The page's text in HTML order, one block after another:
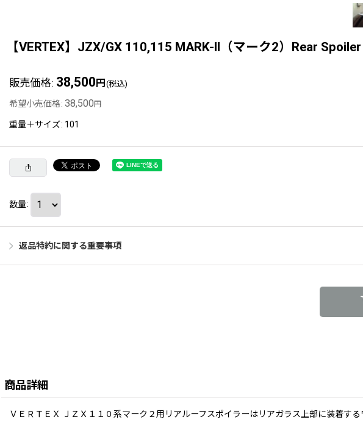
【VERTEX】JZX/GX 110,115 MARK-II（マーク2）Rear
販売価格: 38,500 円 (税込)
希望小売価格: 38,500円
重量＋サイズ: 101
数量:
返品特約に関する重要事項
商品詳細
ＶＥＲＴＥＸ ＪＺＸ１１０系マーク２用リアルーフスポイラーはリアガラス上部に装着する